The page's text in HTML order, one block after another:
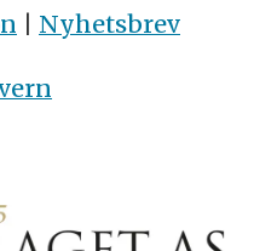
| Nyhetsbrev